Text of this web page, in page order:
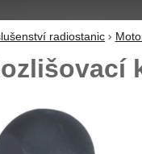
radiostanic